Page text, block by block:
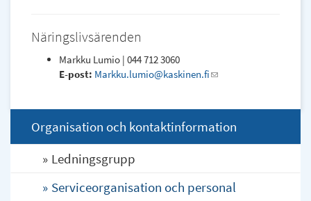
Näringslivsärenden
Markku Lumio | 044 712 3060
E-post: Markku.lumio@kaskinen.fi(link
Organisation och kontaktinformation
Ledningsgrupp
Serviceorganisation och personal